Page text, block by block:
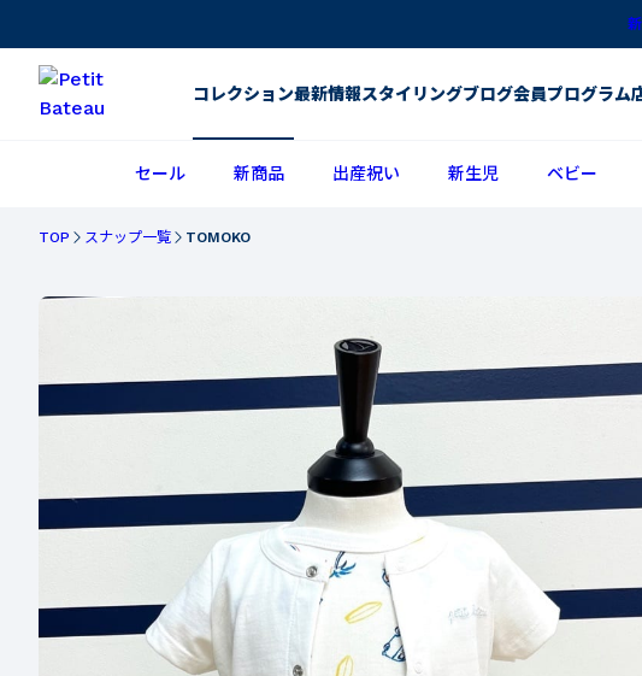
コレクション最新情報スタイリングブログ会員プログラム
セール 新商品 出産祝い 新生児 ベビー
TOP スナップ一覧 TOMOKO